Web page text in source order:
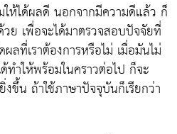
ห้ได้ผลดี นอกจากมีความดีแล้ว ก็
ย เพื่อจะได้มาตรวจสอบปัจจัยที่
ที่เราต้องการหรือไม่ เมื่อมันไม่
ำให้พร้อมในคราวต่อไป ก็จะ
ขึ้น ถ้าใช้ภาษาปัจจุบันก็เรียกว่า